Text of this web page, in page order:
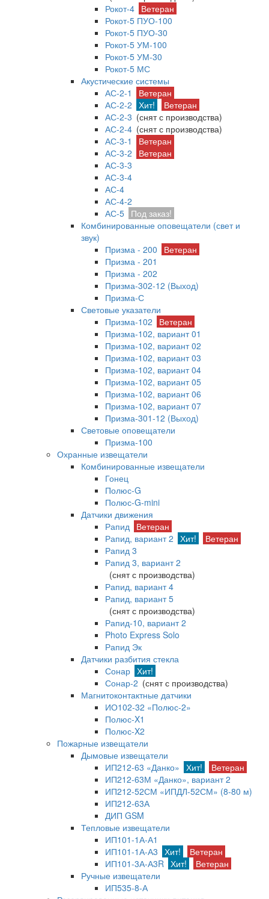
Рокот-4 Ветеран
Рокот-5 ПУО-100
Рокот-5 ПУО-30
Рокот-5 УМ-100
Рокот-5 УМ-30
Рокот-5 МС
Акустические системы
АС-2-1
Ветеран
АС-2-2 Хит!
Ветеран
АС-2-3 (снят с производства)
АС-2-4 (снят с производства)
АС-3-1
Ветеран
АС-3-2
Ветеран
АС-3-3
АС-3-4
АС-4
АС-4-2
АС-5 Под заказ!
Комбинированные оповещатели (свет и
звук)
Призма - 200
Ветеран
Призма - 201
Призма - 202
Призма-302-12 (Выход)
Призма-С
Световые указатели
Призма-102
Ветеран
Призма-102, вариант 01
Призма-102, вариант 02
Призма-102, вариант 03
Призма-102, вариант 04
Призма-102, вариант 05
Призма-102, вариант 06
Призма-102, вариант 07
Призма-301-12 (Выход)
Световые оповещатели
Призма-100
Охранные извещатели
Комбинированные извещатели
Гонец
Полюс-G
Полюс-G-mini
Датчики движения
Рапид Ветеран
Рапид, вариант 2 Хит!
Ветеран
Рапид 3
Рапид 3, вариант 2
(снят с производства)
Рапид, вариант 4
Рапид, вариант 5
(снят с производства)
Рапид-10, вариант 2
Photo Express Solo
Рапид Эк
Датчики разбития стекла
Сонар Хит!
Сонар-2 (снят с производства)
Магнитоконтактные датчики
ИО102-32 «Полюс-2»
Полюс-X1
Полюс-X2
Пожарные извещатели
Дымовые извещатели
ИП212-63 «Данко» Хит!
Ветеран
ИП212-63М «Данко», вариант 2
ИП212-52СМ «ИПДЛ-52СМ» (8-80 м)
ИП212-63А
ДИП GSM
Тепловые извещатели
ИП101-1А-А1
ИП101-1А-А3 Хит!
Ветеран
ИП101-3А-А3R Хит!
Ветеран
Ручные извещатели
ИП535-8-А